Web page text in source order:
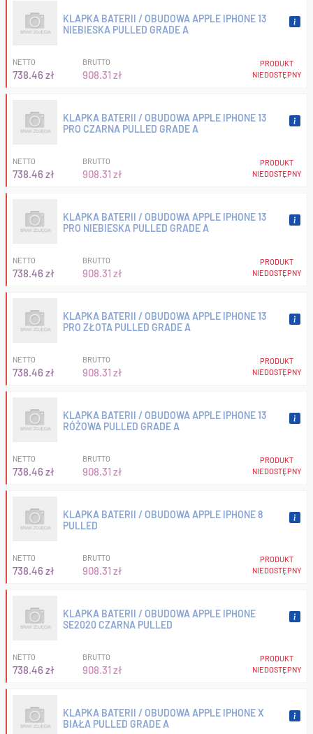
KLAPKA BATERII / OBUDOWA APPLE IPHONE 13
NIEBIESKA PULLED GRADE A
NETTO
738.46 zł
BRUTTO
908.31 zł
PRODUKT
NIEDOSTĘPNY
KLAPKA BATERII / OBUDOWA APPLE IPHONE 13
PRO CZARNA PULLED GRADE A
NETTO
738.46 zł
BRUTTO
908.31 zł
PRODUKT
NIEDOSTĘPNY
KLAPKA BATERII / OBUDOWA APPLE IPHONE 13
PRO NIEBIESKA PULLED GRADE A
NETTO
738.46 zł
BRUTTO
908.31 zł
PRODUKT
NIEDOSTĘPNY
KLAPKA BATERII / OBUDOWA APPLE IPHONE 13
PRO ZŁOTA PULLED GRADE A
NETTO
738.46 zł
BRUTTO
908.31 zł
PRODUKT
NIEDOSTĘPNY
KLAPKA BATERII / OBUDOWA APPLE IPHONE 13
RÓŻOWA PULLED GRADE A
NETTO
738.46 zł
BRUTTO
908.31 zł
PRODUKT
NIEDOSTĘPNY
KLAPKA BATERII / OBUDOWA APPLE IPHONE 8
PULLED
NETTO
738.46 zł
BRUTTO
908.31 zł
PRODUKT
NIEDOSTĘPNY
KLAPKA BATERII / OBUDOWA APPLE IPHONE
SE2020 CZARNA PULLED
NETTO
738.46 zł
BRUTTO
908.31 zł
PRODUKT
NIEDOSTĘPNY
KLAPKA BATERII / OBUDOWA APPLE IPHONE X
BIAŁA PULLED GRADE A